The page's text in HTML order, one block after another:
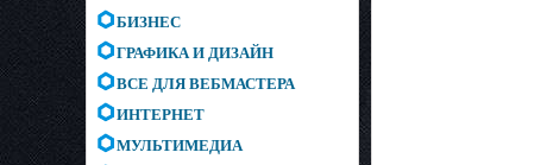
БИЗНЕС
ГРАФИКА И ДИЗАЙН
ВСЕ ДЛЯ ВЕБМАСТЕРА
ИНТЕРНЕТ
МУЛЬТИМЕДИА